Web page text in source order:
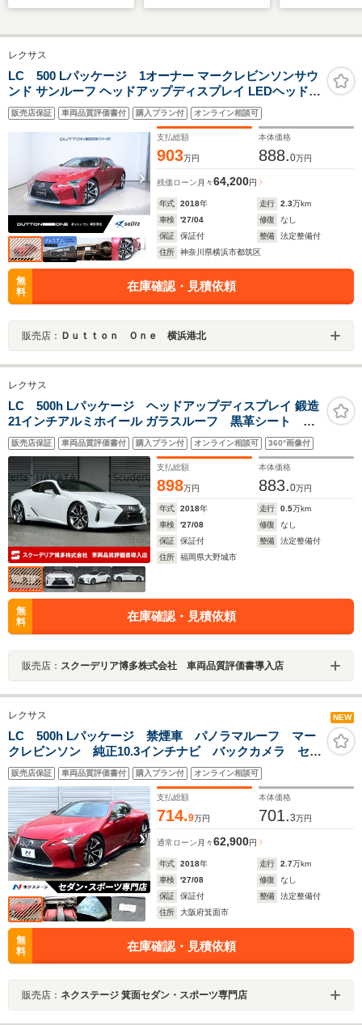
レジット対応
ィーゼルターボ e-ア
ドア シートヒータ
ー パワーシート
ETC ドラレコ LED
ヘッド 禁煙車
SET ETC
レクサス
LC 500 Lパッケージ 1オーナー マークレビンソンサウ
ンド サンルーフ ヘッドアップディスプレイ LEDヘッドラ
イト レザーシート 21インチアルミホイール シートヒータ
ー シートベンチレーション ステアリングヒーター バック
販売店保証 車両品質評価書付 購入プラン付 オンライン相談可
支払総額
903万円
本体価格
888.0万円
残価ローン 月々64,200円
年式 2018年 走行 2.3万km
車検
'27/04 修復
なし
保証
保証付 整備
法定整備付
住所
神奈川県横浜市都筑区
無
料
在庫確認・見積依頼
販売店： Ｄｕｔｔｏｎ Ｏｎｅ 横浜港北
レクサス
LC 500h Lパッケージ ヘッドアップディスプレイ 鍛造
21インチアルミホイール ガラスルーフ 黒革シート TV
キャンセラー 純正フロアマット 禁煙車
販売店保証 車両品質評価書付 購入プラン付 オンライン相談可 360°画像付
支払総額
898万円
本体価格
883.0万円
年式 2018年 走行 0.5万km
車検
'27/08 修復
なし
保証
保証付 整備
法定整備付
住所
福岡県大野城市
無
料
在庫確認・見積依頼
販売店： スクーデリア博多株式会社 車両品質評価書導入店
レクサス NEW
LC 500h Lパッケージ 禁煙車 パノラマルーフ マー
クレビンソン 純正10.3インチナビ バックカメラ セー
フティシステムプラス 純正OP21インチAW セミアニ
リン革 パワーシート 革巻きステアリング パドルシ
フト
販売店保証 車両品質評価書付 購入プラン付 オンライン相談可
支払総額
714.9万円
本体価格
701.3万円
通常ローン 月々62,900円
年式 2018年 走行 2.7万km
車検
'27/08 修復
なし
保証
保証付 整備
法定整備付
住所
大阪府箕面市
無
料
在庫確認・見積依頼
販売店： ネクステージ 箕面セダン・スポーツ専門店